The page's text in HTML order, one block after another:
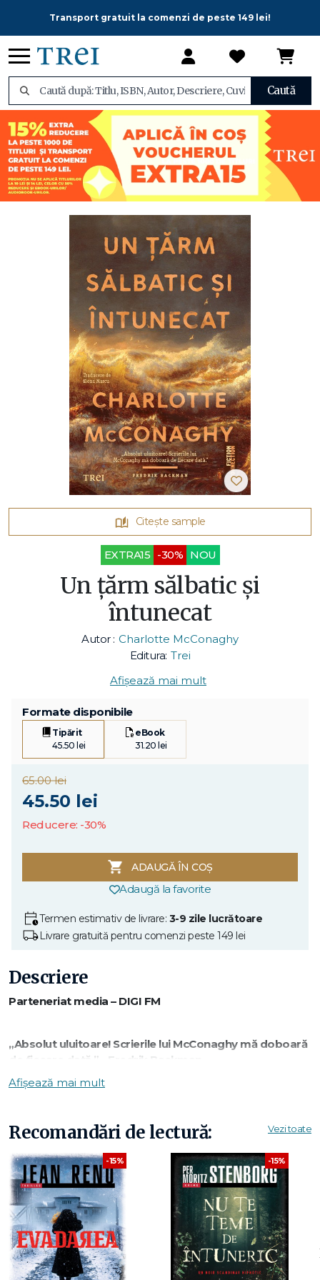
Transport gratuit la comenzi de peste 149 lei!
Caută
Citește sample
EXTRA15 -30% NOU
Un țărm sălbatic și
întunecat
Autor : Charlotte McConaghy
Editura: Trei
Afișează mai mult
Formate disponibile
Tipărit
45.50 lei
eBook
31.20 lei
65.00 lei
45.50 lei
Reducere: -30%
ADAUGĂ ÎN COȘ
Adaugă la favorite
Termen estimativ de livrare: 3-9 zile lucrătoare
Livrare gratuită pentru comenzi peste 149 lei
Descriere
Parteneriat media – DIGI FM
„Absolut uluitoare! Scrierile lui McConaghy mă doboară
de fiecare dată.” - Fredrik Backman
O furtună la orizont.
Insula Shearwater, aflată nu departe de Antarctica,
găzduiește cea mai mare bancă de semințe din lume.
Părăsită de cercetători din cauza creșterii nivelului mării, îi
Afișează mai mult
Recomandări de lectură: Vezi toate
-15% -15%